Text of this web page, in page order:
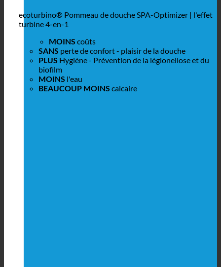
ecoturbino® Pommeau de douche SPA-Optimizer | l'effet
turbine 4-en-1
MOINS coûts
SANS perte de confort - plaisir de la douche
PLUS Hygiène - Prévention de la légionellose et du
biofilm
MOINS l'eau
BEAUCOUP MOINS calcaire